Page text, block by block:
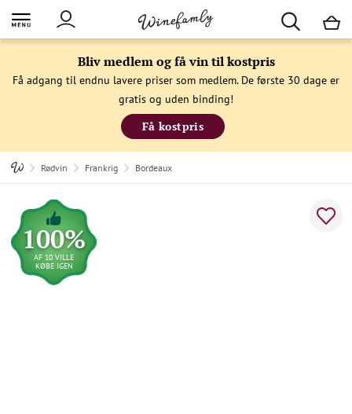
Bliv medlem og få vin til kostpris
Få adgang til endnu lavere priser som medlem. De første 30 dage er
gratis og uden binding!
Få kostpris
Rødvin Frankrig Bordeaux
100%
AF 10 VILLE
KØBE IGEN